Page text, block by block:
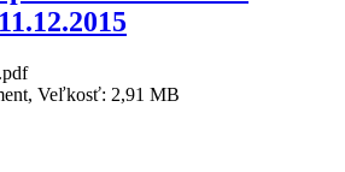
Veľkosť: 2,91 MB